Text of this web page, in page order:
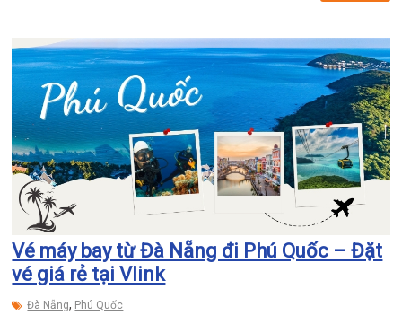
Vé máy bay từ Đà Nẵng đi Phú Quốc – Đặt
vé giá rẻ tại Vlink
Đà Nẵng, Phú Quốc